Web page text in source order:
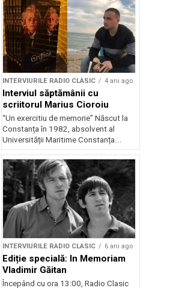
INTERVIURILE RADIO CLASIC 4 ani ago
Interviul săptămânii cu
scriitorul Marius Cioroiu
“Un exercitiu de memorie” Născut la
Constanța în 1982, absolvent al
Universității Maritime Constanța...
INTERVIURILE RADIO CLASIC 6 ani ago
Ediție specială: In Memoriam
Vladimir Găitan
Începând cu ora 13:00, Radio Clasic